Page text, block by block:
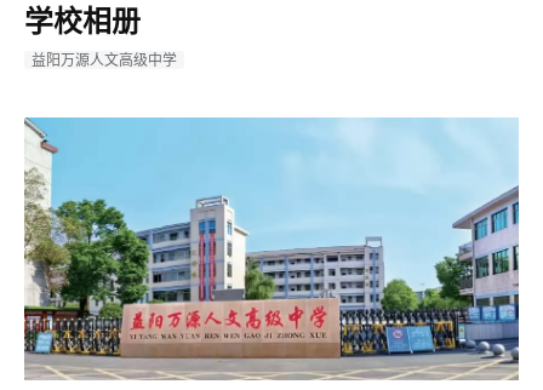
学校相册
益阳万源人文高级中学